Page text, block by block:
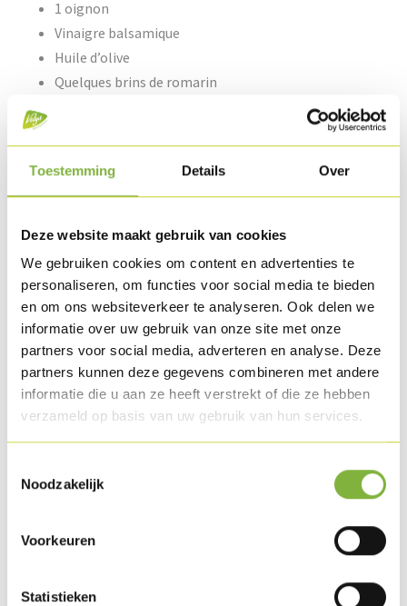
Toestemming Details Over
Deze website maakt gebruik van cookies
We gebruiken cookies om content en advertenties te
personaliseren, om functies voor social media te bieden
en om ons websiteverkeer te analyseren. Ook delen we
informatie over uw gebruik van onze site met onze
partners voor social media, adverteren en analyse. Deze
partners kunnen deze gegevens combineren met andere
informatie die u aan ze heeft verstrekt of die ze hebben
verzameld op basis van uw gebruik van hun services.
Noodzakelijk
Voorkeuren
Statistieken
1 oignon
Vinaigre balsamique
Huile d’olive
Quelques brins de romarin
Méthode de préparation
Lavez les pommes de terre grenailles, cuisez-les al dente et
laissez-les refroidir.
Découpez le Lard de dinde en petits morceaux.
Confectionnez les brochettes : embrochez d'abord une
Boulette de dinde hachée, puis un morceau de Lard de dinde,
un morceau d'oignon, une pomme de terre grenaille et un
champignon brun.
Terminez par un morceau de Lard de dinde, une Boulette de
Préparez la marinade avec 1/3 de vinaigre balsamique, 2/3
haché.
Enduisez la brochette de marinade et posez-la sur le BBQ.